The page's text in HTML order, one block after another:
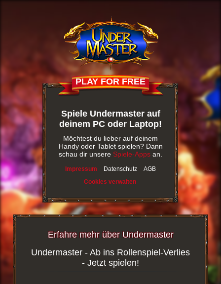
PLAY FOR FREE
Spiele Undermaster auf
deinem PC oder Laptop!
Möchtest du lieber auf deinem
Handy oder Tablet spielen? Dann
schau dir unsere Spiele-Apps an.
Impressum Datenschutz
AGB
Cookies verwalten
Erfahre mehr über Undermaster
Undermaster - Ab ins Rollenspiel-Verlies
- Jetzt spielen!